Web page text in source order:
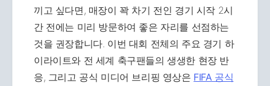
끼고 싶다면, 매장이 꽉 차기 전인 경기 시작 2시
간 전에는 미리 방문하여 좋은 자리를 선점하는
것을 권장합니다. 이번 대회 전체의 주요 경기 하
이라이트와 전 세계 축구팬들의 생생한 현장 반
응, 그리고 공식 미디어 브리핑 영상은 FIFA 공식